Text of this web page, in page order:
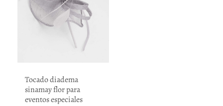
Tocado diadema
sinamay flor para
eventos especiales